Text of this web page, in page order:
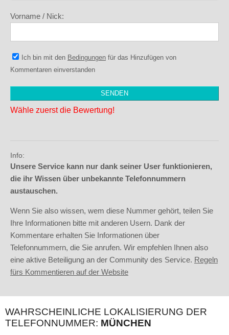
Vorname / Nick:
Ich bin mit den Bedingungen für das Hinzufügen von
Kommentaren einverstanden
Wähle zuerst die Bewertung!
Info:
Unsere Service kann nur dank seiner User funktionieren,
die ihr Wissen über unbekannte Telefonnummern
austauschen.
Wenn Sie also wissen, wem diese Nummer gehört, teilen Sie
Ihre Informationen bitte mit anderen Usern. Dank der
Kommentare erhalten Sie Informationen über
Telefonnummern, die Sie anrufen. Wir empfehlen Ihnen also
eine aktive Beteiligung an der Community des Service. Regeln
fürs Kommentieren auf der Website
WAHRSCHEINLICHE LOKALISIERUNG DER
TELEFONNUMMER: MÜNCHEN